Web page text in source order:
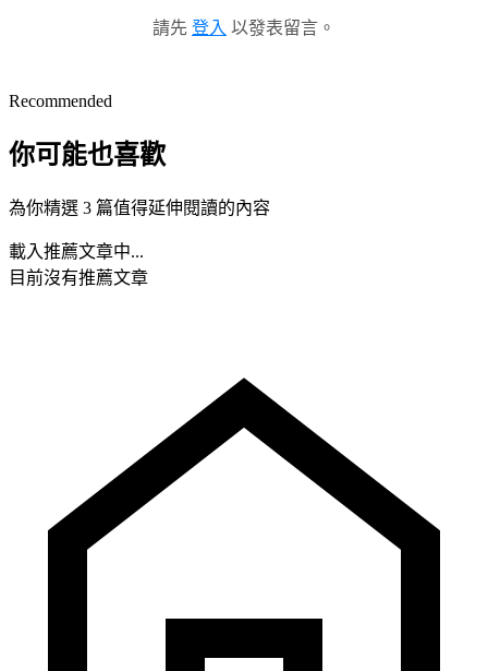
請先 登入 以發表留言。
Recommended
你可能也喜歡
為你精選 3 篇值得延伸閱讀的內容
載入推薦文章中...
目前沒有推薦文章